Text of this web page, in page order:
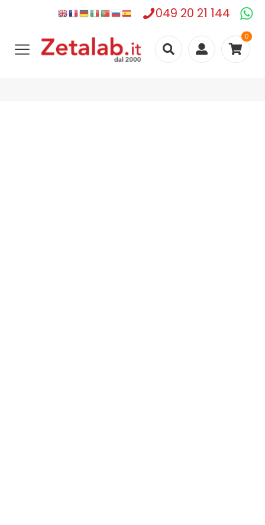
049 20 21 144
0